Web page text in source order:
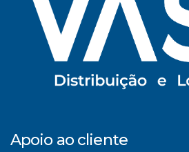
Apoio ao cliente